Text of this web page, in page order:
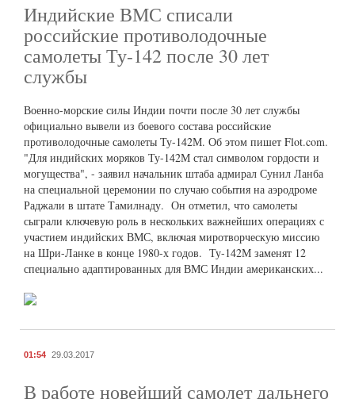
Индийские ВМС списали
российские противолодочные
самолеты Ту-142 после 30 лет
службы
Военно-морские силы Индии почти после 30 лет службы
официально вывели из боевого состава российские
противолодочные самолеты Ту-142М. Об этом пишет Flot.com.
"Для индийских моряков Ту-142М стал символом гордости и
могущества", - заявил начальник штаба адмирал Сунил Ланба
на специальной церемонии по случаю события на аэродроме
Раджали в штате Тамилнаду. Он отметил, что самолеты
сыграли ключевую роль в нескольких важнейших операциях с
участием индийских ВМС, включая миротворческую миссию
на Шри-Ланке в конце 1980-х годов. Ту-142М заменят 12
специально адаптированных для ВМС Индии американских...
01:54 29.03.2017
В работе новейший самолет дальнего